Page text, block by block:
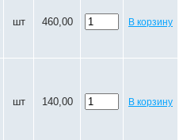
шт 460,00 В корзину
шт 140,00 В корзину